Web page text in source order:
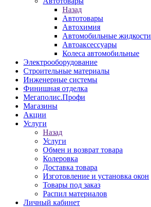
Назад
Автотовары
Автохимия
Автомобильные жидкости
Автоаксессуары
Колеса автомобильные
Электрооборудование
Строительные материалы
Инженерные системы
Финишная отделка
Мегаполис.Профи
Магазины
Акции
Услуги
Назад
Услуги
Обмен и возврат товара
Колеровка
Доставка товара
Изготовление и установка окон
Товары под заказ
Распил материалов
Личный кабинет